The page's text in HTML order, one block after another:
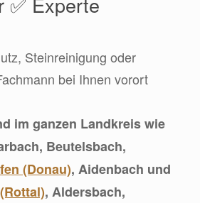
Steinreinigung oder
bei Ihnen vorort
im ganzen Landkreis wie
Beutelsbach,
(Donau), Aidenbach und
, Aldersbach,